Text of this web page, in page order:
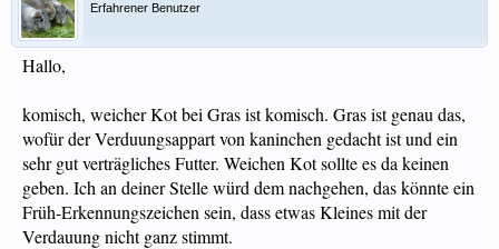
Erfahrener Benutzer
Hallo,
komisch, weicher Kot bei Gras ist komisch. Gras ist genau das,
wofür der Verduungsappart von kaninchen gedacht ist und ein
sehr gut verträgliches Futter. Weichen Kot sollte es da keinen
geben. Ich an deiner Stelle würd dem nachgehen, das könnte ein
Früh-Erkennungszeichen sein, dass etwas Kleines mit der
Verdauung nicht ganz stimmt.